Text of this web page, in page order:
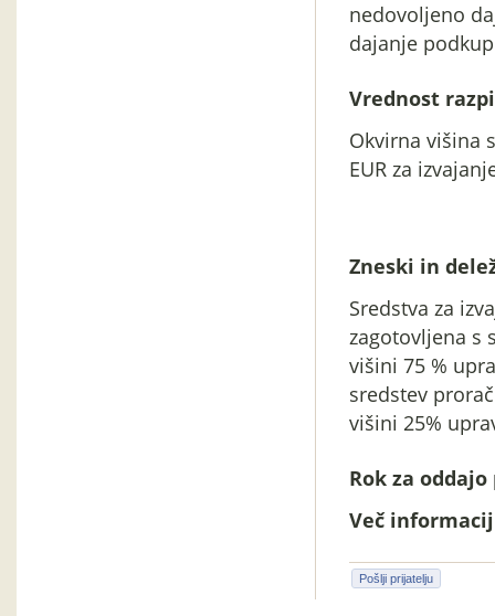
nedovoljeno
dajanje
Vrednost
Okvirna višina
EUR za
Zneski in
Sredstva za
zagotovljena s
višini 75 %
sredstev
višini 25%
Rok za
Več
Pošlji prijatelju